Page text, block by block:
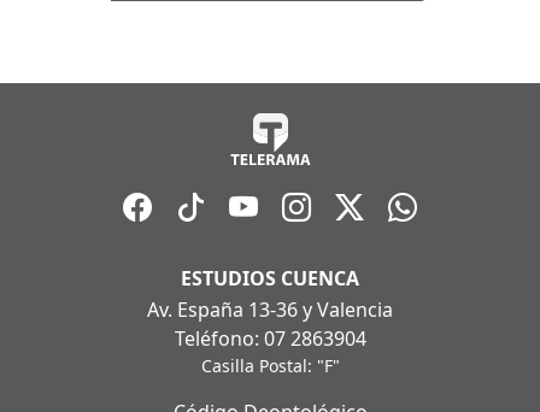
ESTUDIOS CUENCA
Av. España 13-36 y Valencia
Teléfono: 07 2863904
Casilla Postal: "F"